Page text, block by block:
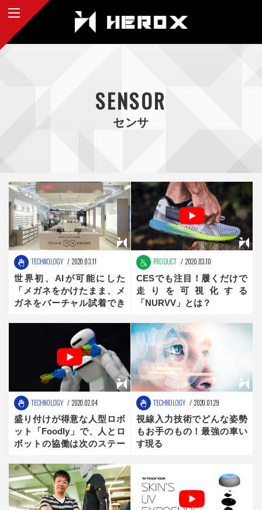
SENSOR
センサ
TECHNOLOGY 2020.03.11
世界初、AIが可能にした
「メガネをかけたまま、メ
ガネをバーチャル試着でき
PRODUCT 2020.03.10
CESでも注目！履くだけで
走りを可視化する
「NURVV」とは？
TECHNOLOGY 2020.02.04
盛り付けが得意な人型ロボ
ット「Foodly」で、人とロ
ボットの協働は次のステー
TECHNOLOGY 2020.01.29
視線入力技術でどんな姿勢
もお手のもの！最強の車い
す現る